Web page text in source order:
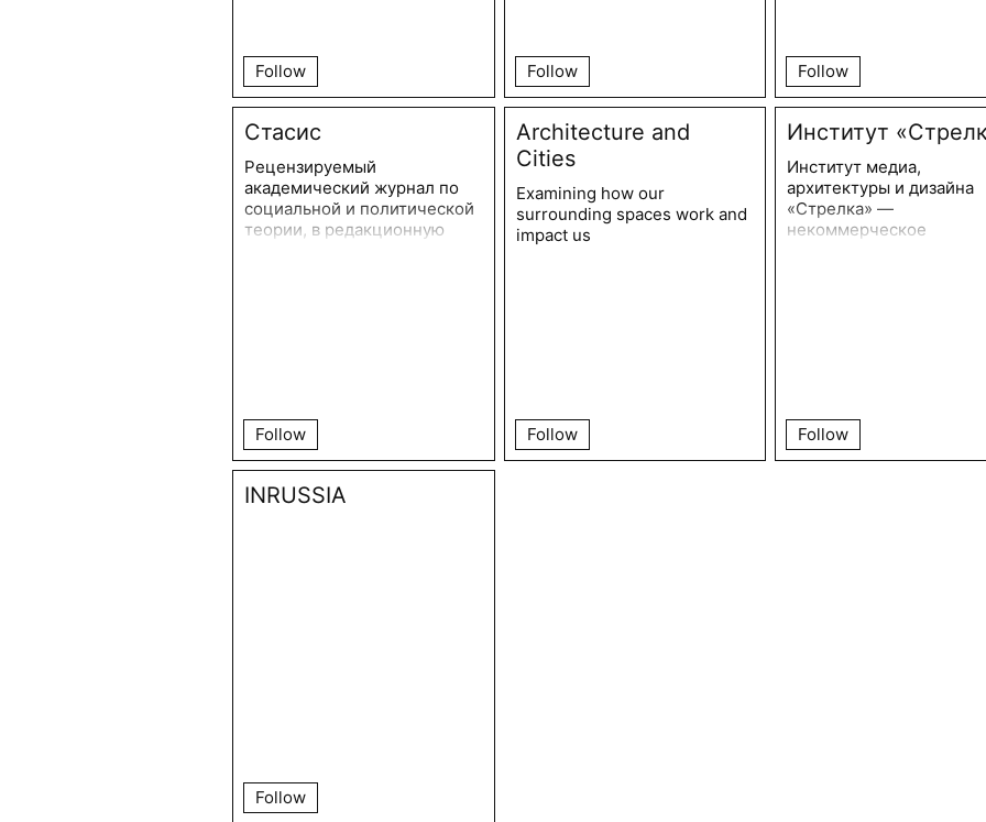
Follow Follow Follow
Стасис
Рецензируемый
академический журнал по
социальной и политической
теории, в редакционную
Follow
Architecture and
Cities
Examining how our
surrounding spaces work and
impact us
Follow
Институт
Институт медиа,
архитектуры и дизайна
«Стрелка» —
некоммерческое
Follow
INRUSSIA
Follow